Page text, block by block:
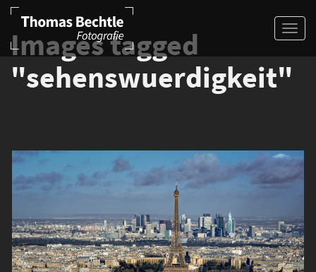
Images tagged
"sehenswuerdigkeit"